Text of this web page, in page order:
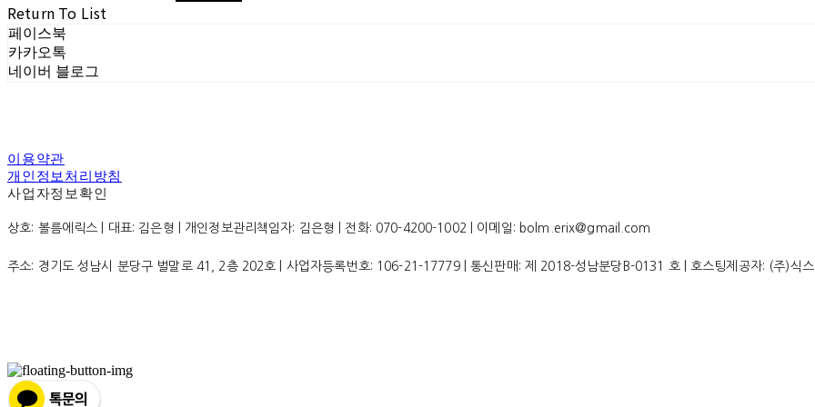
Return To List
페이스북
카카오톡
네이버 블로그
이용약관
개인정보처리방침
사업자정보확인
상호: 볼름에릭스 | 대표: 김은형 | 개인정보관리책임자: 김은형 | 전화: 070-4200-1002 | 이메일: bolm.erix@gmail.com
주소: 경기도 성남시 분당구 벌말로 41, 2층 202호 | 사업자등록번호: 106-21-17779| 통신판매: 제 2018-성남분당B-0131 호| 호스팅제공자: (주)식